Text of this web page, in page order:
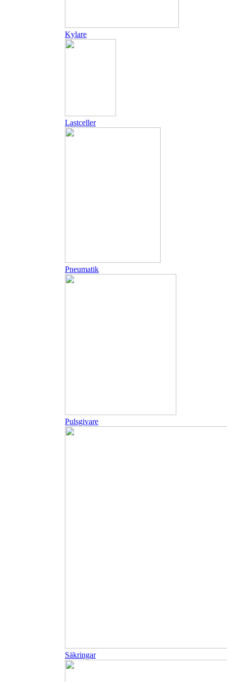
Kylare
Lastceller
Pneumatik
Pulsgivare
Säkringar